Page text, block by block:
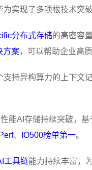
实现了多项根技术突
分布式存储的高密容
方案，可以帮助企业高
持异构算力的上下文
能AI存储持续突破，
、 IO500榜单第一。
工具链能力持续丰富，